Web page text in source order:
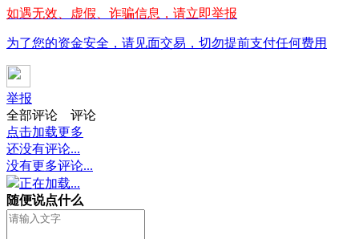
如遇无效、虚假、诈骗信息，请立即举报
为了您的资金安全，请见面交易，切勿提前支付任何费用
举报
全部评论
评论
点击加载更多
还没有评论...
没有更多评论...
正在加载...
随便说点什么